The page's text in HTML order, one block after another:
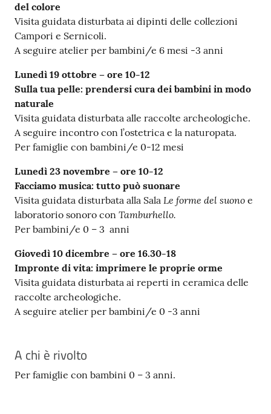
del colore
Visita guidata disturbata ai dipinti delle collezioni
Campori e Sernicoli.
A seguire atelier per bambini/e 6 mesi -3 anni
Lunedì 19 ottobre – ore 10-12
Sulla tua pelle: prendersi cura dei bambini in modo
naturale
Visita guidata disturbata alle raccolte archeologiche.
A seguire incontro con l’ostetrica e la naturopata.
Per famiglie con bambini/e 0-12 mesi
Lunedì 23 novembre – ore 10-12
Facciamo musica: tutto può suonare
Visita guidata disturbata alla Sala Le forme del suono e
laboratorio sonoro con Tamburhello.
Per bambini/e 0 – 3 anni
Giovedì 10 dicembre – ore 16.30-18
Impronte di vita: imprimere le proprie orme
Visita guidata disturbata ai reperti in ceramica delle
raccolte archeologiche.
A seguire atelier per bambini/e 0 -3 anni
A chi è rivolto
Per famiglie con bambini 0 – 3 anni.